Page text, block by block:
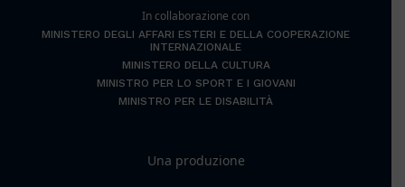
In collaborazione con
MINISTERO DEGLI AFFARI ESTERI E DELLA COOPERAZIONE
INTERNAZIONALE
MINISTERO DELLA CULTURA
MINISTRO PER LO SPORT E I GIOVANI
MINISTRO PER LE DISABILITÀ
Una produzione